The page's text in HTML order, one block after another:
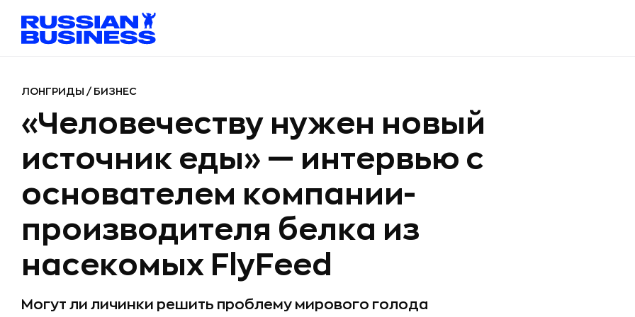
ЛОНГРИДЫ / БИЗНЕС
«Человечеству нужен новый
источник еды» — интервью с
основателем компании-
производителя белка из
насекомых FlyFeed
Могут ли личинки решить проблему мирового голода